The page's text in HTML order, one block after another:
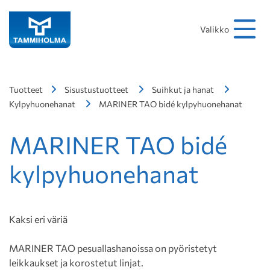
Valikko
Tuotteet Sisustustuotteet
Suihkut ja hanat
Kylpyhuonehanat
MARINER TAO bidé kylpyhuonehanat
MARINER TAO bidé
kylpyhuonehanat
Kaksi eri väriä
MARINER TAO pesuallashanoissa on pyöristetyt
leikkaukset ja korostetut linjat.